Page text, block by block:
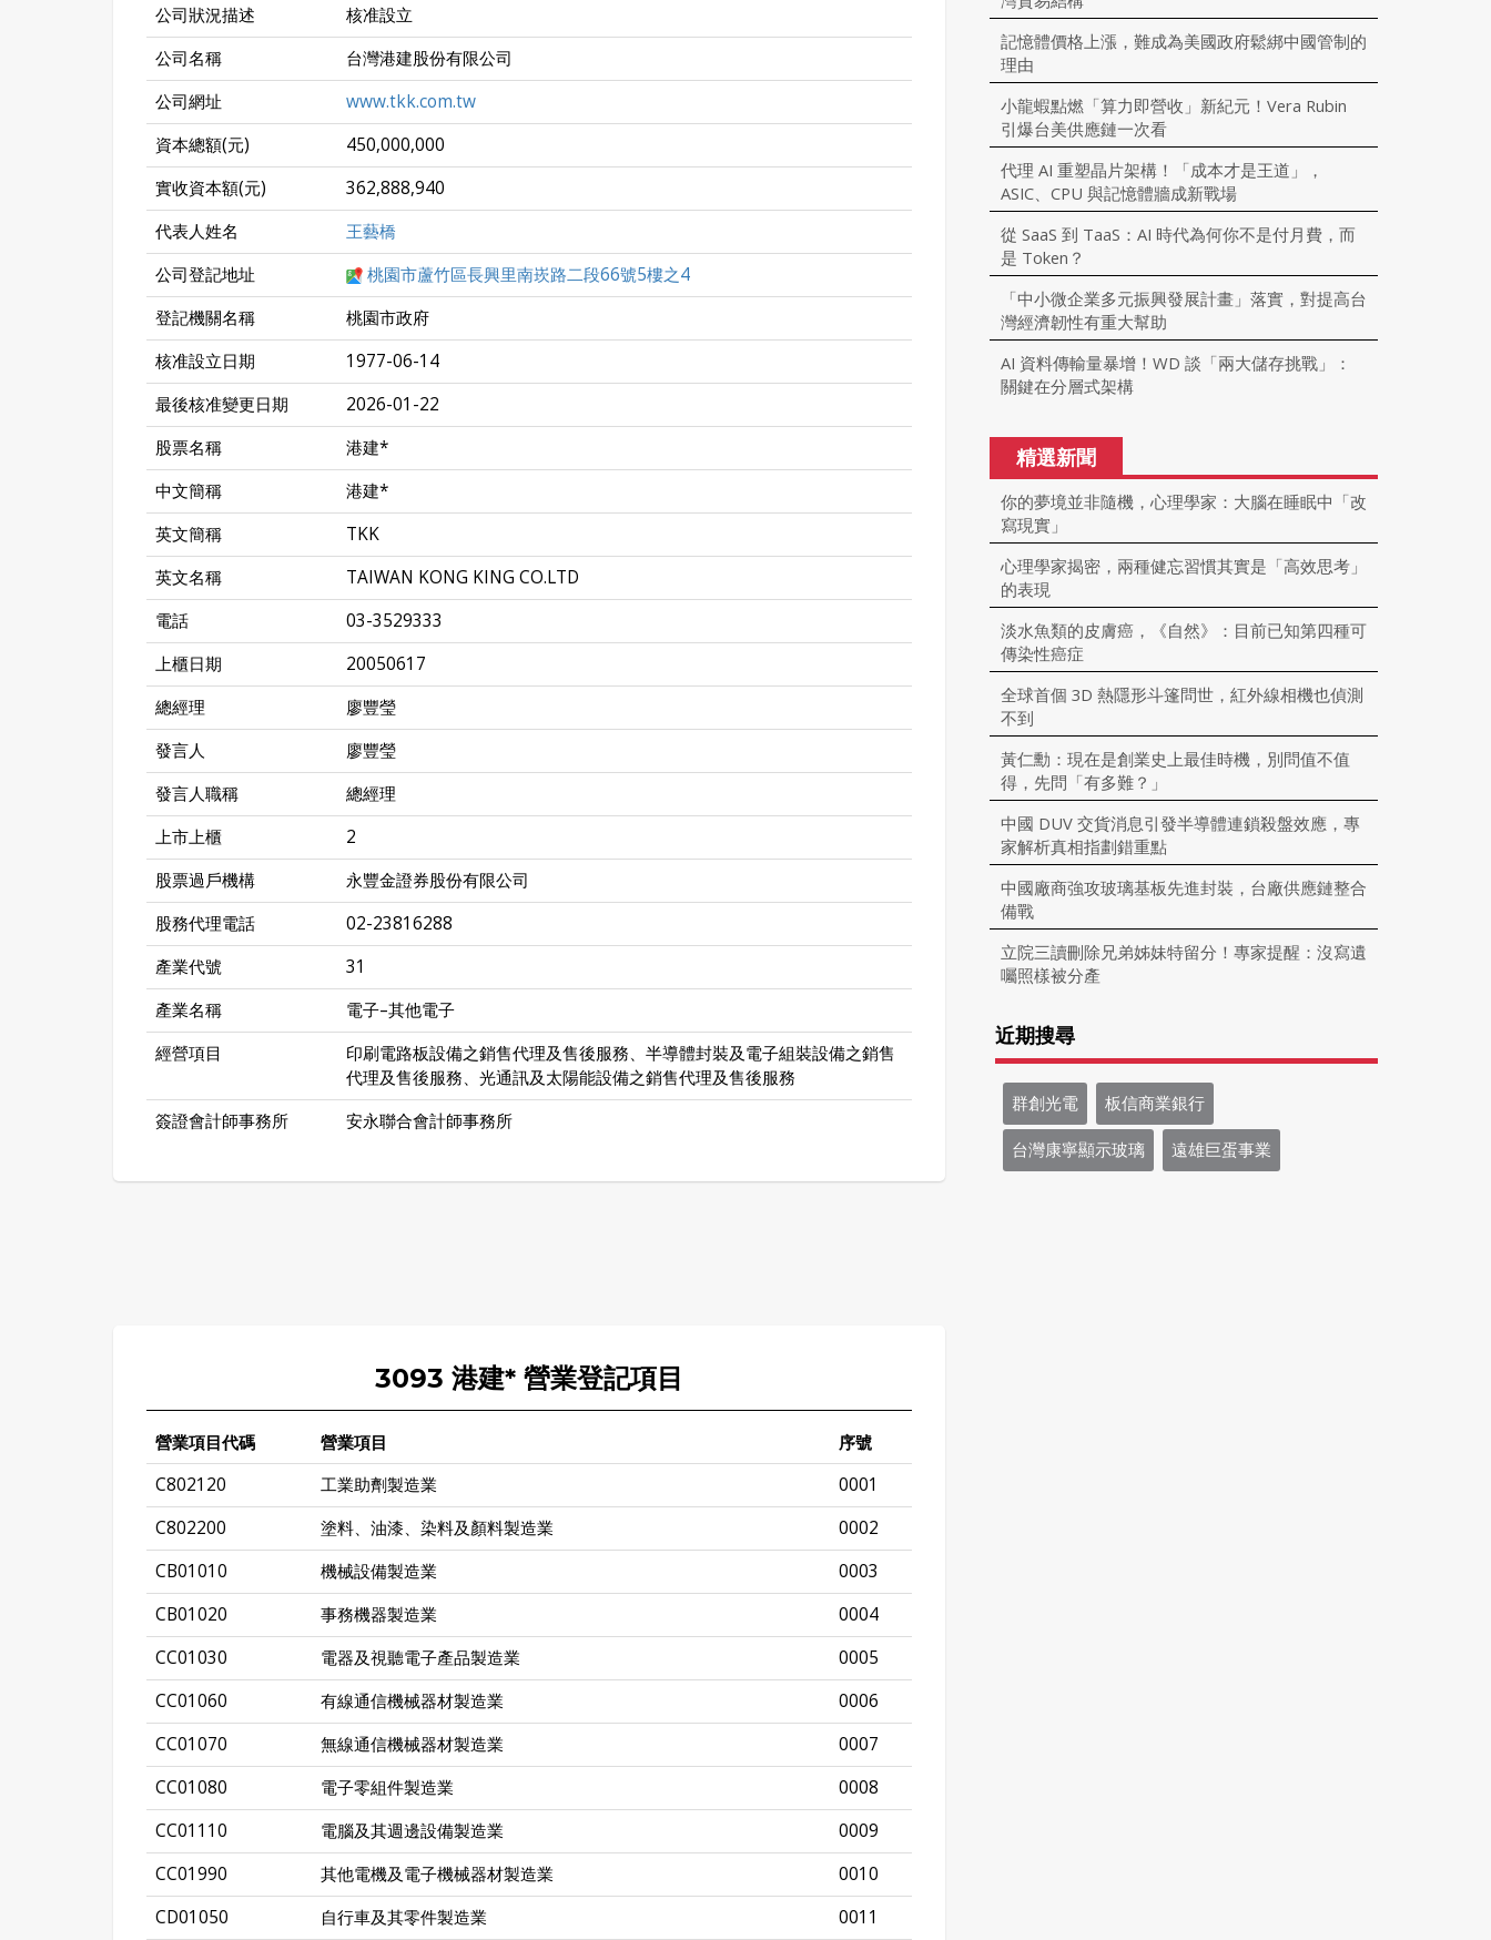
公司狀況描述
核准設立
公司名稱
台灣港建股份有限公司
公司網址
www.tkk.com.tw
資本總額(元)
450,000,000
實收資本額(元)
362,888,940
代表人姓名
王藝橋
公司登記地址
桃園市蘆竹區長興里南崁路二段66號5樓之4
登記機關名稱
桃園市政府
核准設立日期
1977-06-14
最後核准變更日期
2026-01-22
股票名稱
港建*
中文簡稱
港建*
英文簡稱
TKK
英文名稱
TAIWAN KONG KING CO.LTD
電話
03-3529333
上櫃日期
20050617
總經理
廖豐瑩
發言人
廖豐瑩
發言人職稱
總經理
上市上櫃
2
股票過戶機構
永豐金證券股份有限公司
股務代理電話
02-23816288
產業代號
31
產業名稱
電子–其他電子
經營項目
印刷電路板設備之銷售代理及售後服務、半導體封裝及電子組裝設備之銷售
代理及售後服務、光通訊及太陽能設備之銷售代理及售後服務
簽證會計師事務所
安永聯合會計師事務所
3093 港建* 營業登記項目
營業項目代碼 營業項目 序號
C802120 工業助劑製造業
0001
C802200
塗料、油漆、染料及顏料製造業
0002
CB01010
機械設備製造業
0003
CB01020
事務機器製造業
0004
CC01030
電器及視聽電子產品製造業
0005
CC01060
有線通信機械器材製造業
0006
CC01070
無線通信機械器材製造業
0007
CC01080
電子零組件製造業
0008
CC01110
電腦及其週邊設備製造業
0009
CC01990
其他電機及電子機械器材製造業
0010
CD01050
自行車及其零件製造業
0011
記憶體價格上漲，難成為美國政府鬆綁中國管制的
理由
小龍蝦點燃「算力即營收」新紀元！Vera Rubin
引爆台美供應鏈一次看
代理 AI 重塑晶片架構！「成本才是王道」，
ASIC、CPU 與記憶體牆成新戰場
從 SaaS 到 TaaS：AI 時代為何你不是付月費，而
是 Token？
「中小微企業多元振興發展計畫」落實，對提高台
灣經濟韌性有重大幫助
AI 資料傳輸量暴增！WD 談「兩大儲存挑戰」：
關鍵在分層式架構
精選新聞
你的夢境並非隨機，心理學家：大腦在睡眠中「改
寫現實」
心理學家揭密，兩種健忘習慣其實是「高效思考」
的表現
淡水魚類的皮膚癌，《自然》：目前已知第四種可
傳染性癌症
全球首個 3D 熱隱形斗篷問世，紅外線相機也偵測
不到
黃仁勳：現在是創業史上最佳時機，別問值不值
得，先問「有多難？」
中國 DUV 交貨消息引發半導體連鎖殺盤效應，專
家解析真相指劃錯重點
中國廠商強攻玻璃基板先進封裝，台廠供應鏈整合
備戰
立院三讀刪除兄弟姊妹特留分！專家提醒：沒寫遺
囑照樣被分產
近期搜尋
群創光電 板信商業銀行
台灣康寧顯示玻璃 遠雄巨蛋事業